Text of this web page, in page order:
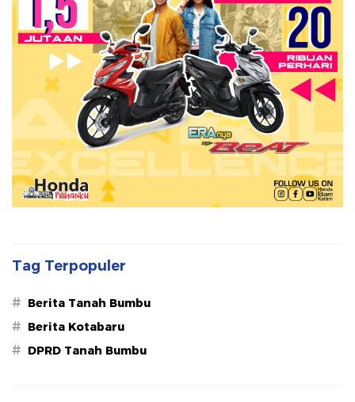
Tag Terpopuler
# Berita Tanah Bumbu
# Berita Kotabaru
# DPRD Tanah Bumbu